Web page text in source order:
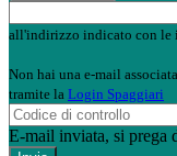
all'indirizzo indicato con le
Non hai una e-mail
tramite la Login Spaggiari
E-mail inviata, si prega